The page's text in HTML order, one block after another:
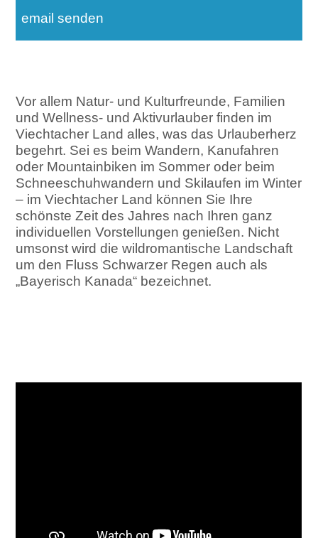
email senden
Vor allem Natur- und Kulturfreunde, Familien
und Wellness- und Aktivurlauber finden im
Viechtacher Land alles, was das Urlauberherz
begehrt. Sei es beim Wandern, Kanufahren
oder Mountainbiken im Sommer oder beim
Schneeschuhwandern und Skilaufen im Winter
– im Viechtacher Land können Sie Ihre
schönste Zeit des Jahres nach Ihren ganz
individuellen Vorstellungen genießen. Nicht
umsonst wird die wildromantische Landschaft
um den Fluss Schwarzer Regen auch als
„Bayerisch Kanada“ bezeichnet.